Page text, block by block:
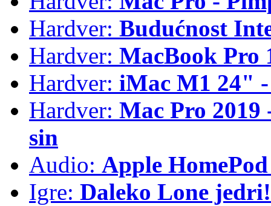
Hardver: Budućnost
Hardver: MacBook Pro
Hardver: iMac M1 24"
Hardver: Mac Pro
sin
Audio: Apple
Igre: Daleko Lone jedri!